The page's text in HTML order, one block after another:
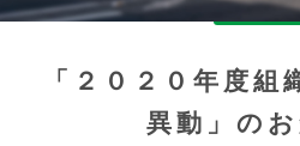
「２０２０年度組
異動」の